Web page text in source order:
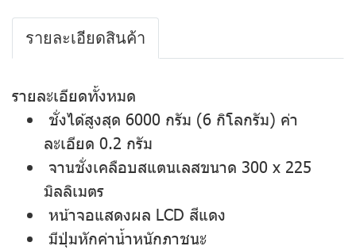
รายละเอียดสินค้า
รายละเอียดทั้งหมด
ชั่งได้สูงสุด 6000 กรัม (6 กิโลกรัม) ค่า
ละเอียด 0.2 กรัม
จานชั่งเคลือบสแตนเลสขนาด 300 x 225
มิลลิเมตร
หน้าจอแสดงผล LCD สีแดง
มีปุ่มหักค่าน้ำหนักภาชนะ